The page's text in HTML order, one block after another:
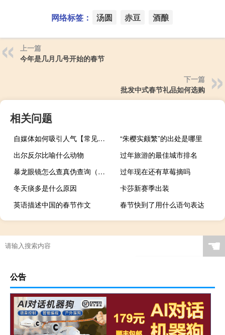
网络标签： 汤圆 赤豆 酒酿
上一篇
今年是几月几号开始的春节
下一篇
批发中式春节礼品如何选购
相关问题
自媒体如何吸引人气【常见的策略和方法提高吸引力】
“朱樱实颇繁”的出处是哪里
出尔反尔比喻什么动物
过年旅游的最佳城市排名
暴龙眼镜怎么查真伪查询（暴龙眼镜官网防伪查询）
过年现在还有草莓摘吗
冬天痰多是什么原因
卡莎新赛季出装
英语描述中国的春节作文
春节快到了用什么语句表达
女人小便尿血是什么问题（女性小便血尿）
☚
公告